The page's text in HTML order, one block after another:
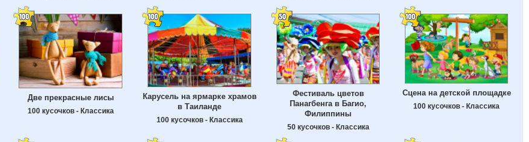
Две прекрасные лисы
100 кусочков - Классика
Карусель на ярмарке храмов
в Таиланде
100 кусочков - Классика
Фестиваль цветов
Панагбенга в Багио,
Филиппины
50 кусочков - Классика
Сцена на детской площадке
100 кусочков - Классика